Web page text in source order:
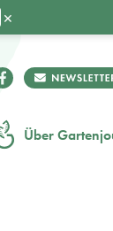
Über
×